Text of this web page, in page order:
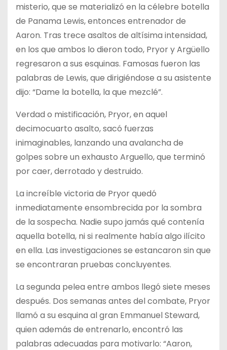
misterio, que se materializó en la célebre botella
de Panama Lewis, entonces entrenador de
Aaron. Tras trece asaltos de altísima intensidad,
en los que ambos lo dieron todo, Pryor y Argüello
regresaron a sus esquinas. Famosas fueron las
palabras de Lewis, que dirigiéndose a su asistente
dijo: “Dame la botella, la que mezclé”.
Verdad o mistificación, Pryor, en aquel
decimocuarto asalto, sacó fuerzas
inimaginables, lanzando una avalancha de
golpes sobre un exhausto Arguello, que terminó
por caer, derrotado y destruido.
La increíble victoria de Pryor quedó
inmediatamente ensombrecida por la sombra
de la sospecha. Nadie supo jamás qué contenía
aquella botella, ni si realmente había algo ilícito
en ella. Las investigaciones se estancaron sin que
se encontraran pruebas concluyentes.
La segunda pelea entre ambos llegó siete meses
después. Dos semanas antes del combate, Pryor
llamó a su esquina al gran Emmanuel Steward,
quien además de entrenarlo, encontró las
palabras adecuadas para motivarlo: “Aaron,